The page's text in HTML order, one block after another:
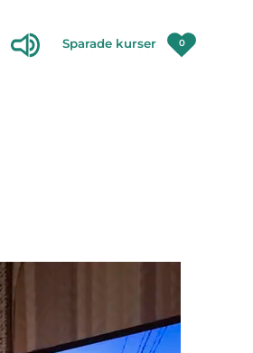
Sparade kurser 0